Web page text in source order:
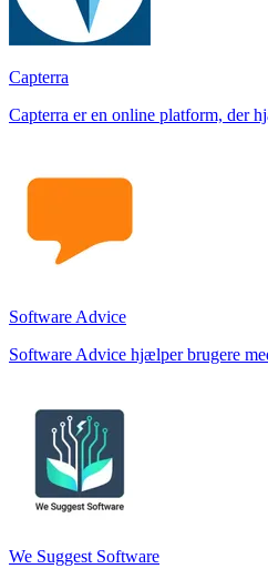
Capterra
Capterra er en online platform, der
Software Advice
Software Advice hjælper brugere
We Suggest Software